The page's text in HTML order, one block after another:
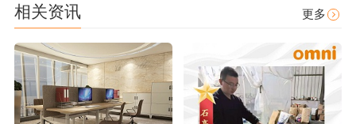
相关资讯 更多